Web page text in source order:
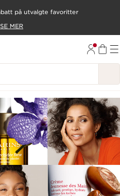
på utvalgte favoritter
SE MER